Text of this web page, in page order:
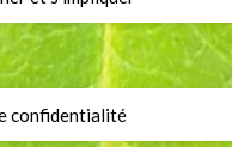
confidentialité